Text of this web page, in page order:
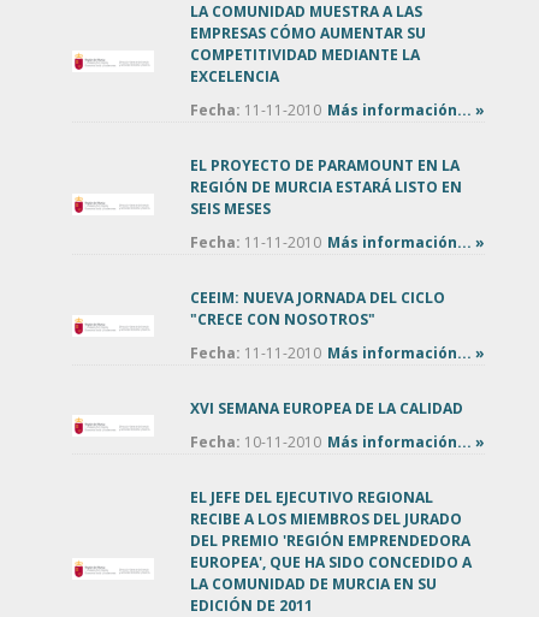
LA COMUNIDAD MUESTRA A LAS
EMPRESAS CÓMO AUMENTAR SU
COMPETITIVIDAD MEDIANTE LA
EXCELENCIA
Fecha: 11-11-2010 Más información... »
EL PROYECTO DE PARAMOUNT EN LA
REGIÓN DE MURCIA ESTARÁ LISTO EN
SEIS MESES
Fecha: 11-11-2010 Más información... »
CEEIM: NUEVA JORNADA DEL CICLO
"CRECE CON NOSOTROS"
Fecha: 11-11-2010 Más información... »
XVI SEMANA EUROPEA DE LA CALIDAD
Fecha: 10-11-2010 Más información... »
EL JEFE DEL EJECUTIVO REGIONAL
RECIBE A LOS MIEMBROS DEL JURADO
DEL PREMIO 'REGIÓN EMPRENDEDORA
EUROPEA', QUE HA SIDO CONCEDIDO A
LA COMUNIDAD DE MURCIA EN SU
EDICIÓN DE 2011